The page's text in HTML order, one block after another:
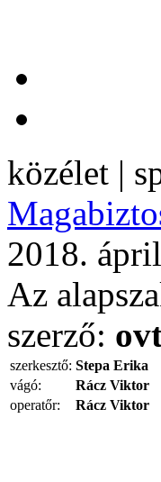
közélet |
2018.
Az
szerző:
szerkesztő: Stepa Erika
vágó:
Rácz Viktor
operatőr:
Rácz Viktor